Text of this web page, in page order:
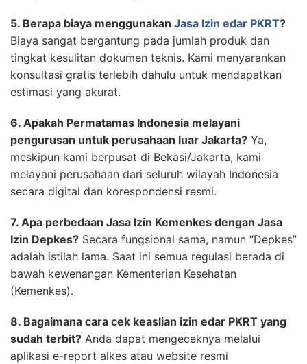
5. Berapa biaya menggunakan Jasa Izin edar PKRT?
Biaya sangat bergantung pada jumlah produk dan
tingkat kesulitan dokumen teknis. Kami menyarankan
konsultasi gratis terlebih dahulu untuk mendapatkan
estimasi yang akurat.
6. Apakah Permatamas Indonesia melayani
pengurusan untuk perusahaan luar Jakarta? Ya,
meskipun kami berpusat di Bekasi/Jakarta, kami
melayani perusahaan dari seluruh wilayah Indonesia
secara digital dan korespondensi resmi.
7. Apa perbedaan Jasa Izin Kemenkes dengan Jasa
Izin Depkes? Secara fungsional sama, namun “Depkes”
adalah istilah lama. Saat ini semua regulasi berada di
bawah kewenangan Kementerian Kesehatan
(Kemenkes).
8. Bagaimana cara cek keaslian izin edar PKRT yang
sudah terbit? Anda dapat mengeceknya melalui
aplikasi e-report alkes atau website resmi